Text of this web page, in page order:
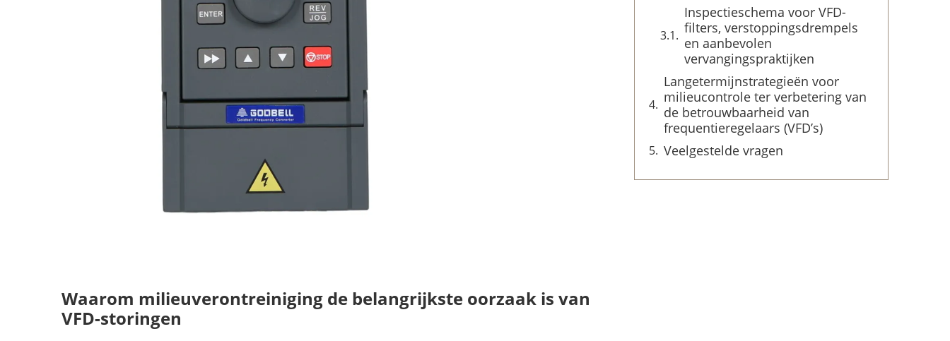
Waarom milieuverontreiniging de belangrijkste oorzaak is van
VFD-storingen
Inspectieschema voor VFD-
filters, verstoppingsdrempels
en aanbevolen
vervangingspraktijken
Langetermijnstrategieën voor
milieucontrole ter verbetering van
de betrouwbaarheid van
frequentieregelaars (VFD’s)
Veelgestelde vragen